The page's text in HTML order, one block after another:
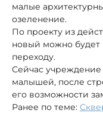
малые
озеленение.
По проекту из
новый можно будет
переходу.
Сейчас учреждение
малышей, после
его возможности
Ранее по теме: